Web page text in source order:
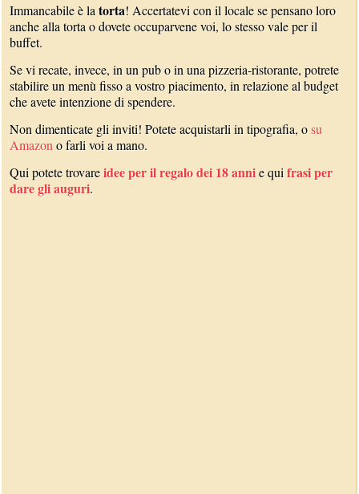
Immancabile è latorta! Accertatevi con il locale se pensano loro
anche alla torta o dovete occuparvene voi, lo stesso vale per il
buffet.
Se vi recate, invece, in un pub o in una pizzeria-ristorante, potrete
stabilire un menù fisso a vostro piacimento, in relazione al budget
che avete intenzione di spendere.
Non dimenticate gli inviti! Potete acquistarli in tipografia, osu
Amazono farli voi a mano.
Qui potete trovareidee per il regalo dei 18 annie quifrasi per
dare gli auguri.